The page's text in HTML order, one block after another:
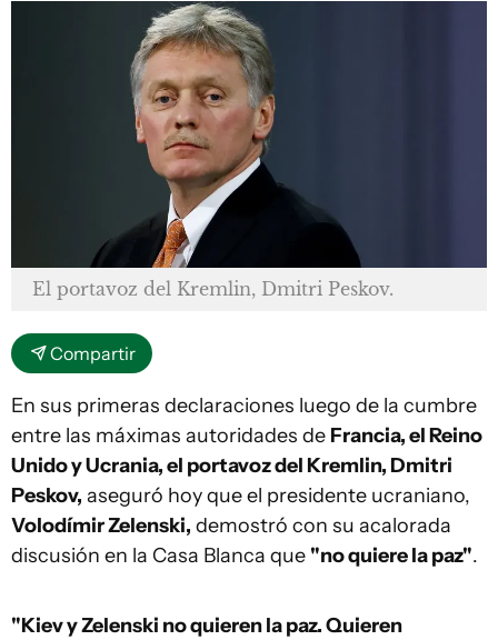
El portavoz del Kremlin, Dmitri Peskov.
Compartir
En sus primeras declaraciones luego de la cumbre
entre las máximas autoridades de Francia, el Reino
Unido y Ucrania, el portavoz del Kremlin, Dmitri
Peskov, aseguró hoy que el presidente ucraniano,
Volodímir Zelenski, demostró con su acalorada
discusión en la Casa Blanca que "no quiere la paz".
"Kiev y Zelenski no quieren la paz. Quieren